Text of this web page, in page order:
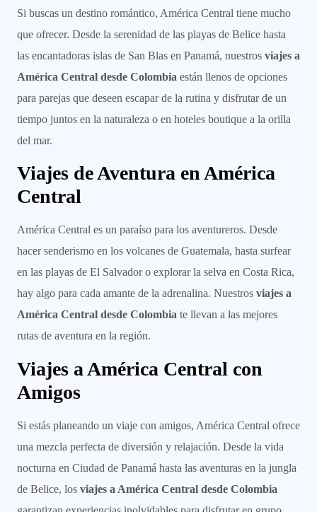
Si buscas un destino romántico, América Central tiene mucho
que ofrecer. Desde la serenidad de las playas de Belice hasta
las encantadoras islas de San Blas en Panamá, nuestros viajes a
América Central desde Colombia están llenos de opciones
para parejas que deseen escapar de la rutina y disfrutar de un
tiempo juntos en la naturaleza o en hoteles boutique a la orilla
del mar.
Viajes de Aventura en América
Central
América Central es un paraíso para los aventureros. Desde
hacer senderismo en los volcanes de Guatemala, hasta surfear
en las playas de El Salvador o explorar la selva en Costa Rica,
hay algo para cada amante de la adrenalina. Nuestros viajes a
América Central desde Colombia te llevan a las mejores
rutas de aventura en la región.
Viajes a América Central con
Amigos
Si estás planeando un viaje con amigos, América Central ofrece
una mezcla perfecta de diversión y relajación. Desde la vida
nocturna en Ciudad de Panamá hasta las aventuras en la jungla
de Belice, los viajes a América Central desde Colombia